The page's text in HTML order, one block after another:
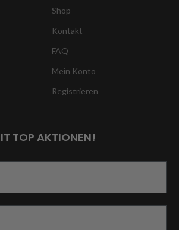
Shop
Kontakt
FAQ
Mein Konto
Registrieren
TOP AKTIONEN!